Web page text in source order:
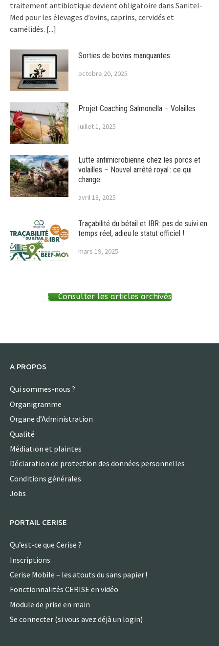
traitement antibiotique devient obligatoire dans Sanitel-
Med pour les élevages d’ovins, caprins, cervidés et
camélidés. [...]
Sorties de bovins manquantes
octobre 20, 2025
Projet Coaching Salmonella – Volailles
juillet 1, 2025
Lutte antimicrobienne chez les porcs et
volailles – Nouvel arrêté royal : ce qui
change
avril 18, 2025
Traçabilité du bétail et IBR: pas de suivi en
temps réel, adieu le statut officiel !
mars 19, 2025
Consulter les articles archivés
A PROPOS
Qui sommes-nous ?
Organigramme
Organe d’Administration
Qualité
Médiation et plaintes
Déclaration de protection des données personnelles
Conditions générales
Jobs
PORTAIL CERISE
Qu’est-ce que Cerise ?
Inscriptions
Cerise Mobile – les atouts du sans papier !
Fonctionnalités CERISE en vidéo
Module de prise en main
Se connecter (si vous avez déjà un login)